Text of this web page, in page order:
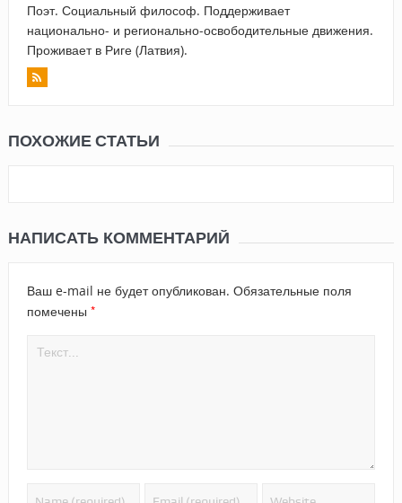
Поэт. Социальный философ. Поддерживает
национально- и регионально-освободительные движения.
Проживает в Риге (Латвия).
ПОХОЖИЕ СТАТЬИ
НАПИСАТЬ КОММЕНТАРИЙ
Ваш e-mail не будет опубликован. Обязательные поля
помечены *